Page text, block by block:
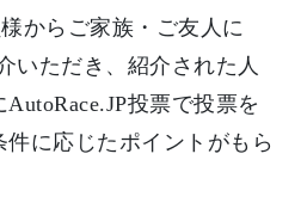
からご家族・ご友人に
いただき、紹介された人
投票で投票を
に応じたポイントがもら